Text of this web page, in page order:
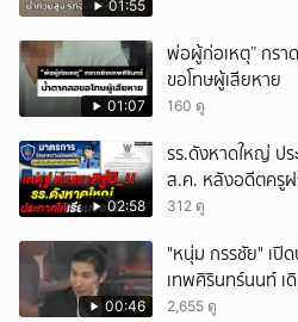
01:55
01:07
พ่อผู้ก่อเหตุ” กรา
ขอโทษผู้เสียหาย
160 ดู
02:58
รร.ดังหาดใหญ่ ปร
ส.ค. หลังอดีตครู
312 ดู
00:46
"หนุ่ม กรรชัย" เปิ
เทพศิรินทร์นนท์ เ
หนัก คาดแรงกดดั
2,655 ดู